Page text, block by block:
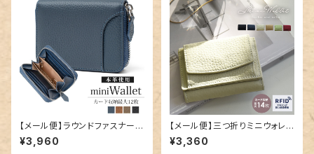
【メール便】ラウンドファスナーミ
ニウォレット／card138
¥3,960
【メール便】三つ折りミニウォレッ
ト／card128
¥3,360